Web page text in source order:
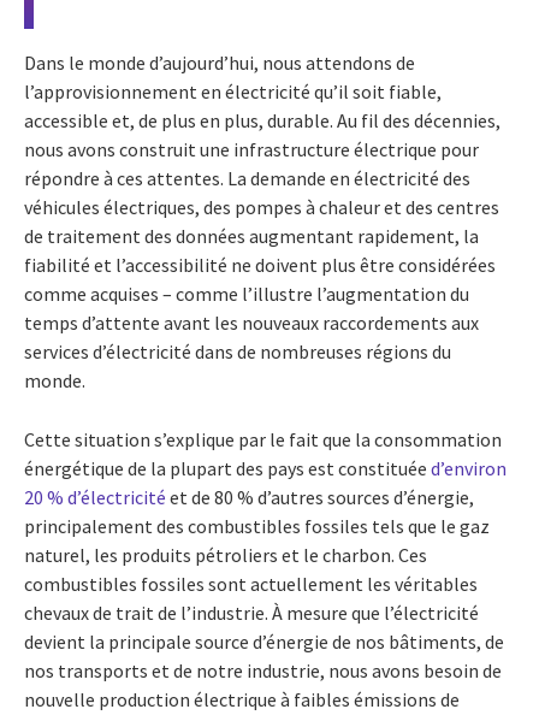
Dans le monde d’aujourd’hui, nous attendons de
l’approvisionnement en électricité qu’il soit fiable,
accessible et, de plus en plus, durable. Au fil des décennies,
nous avons construit une infrastructure électrique pour
répondre à ces attentes. La demande en électricité des
véhicules électriques, des pompes à chaleur et des centres
de traitement des données augmentant rapidement, la
fiabilité et l’accessibilité ne doivent plus être considérées
comme acquises – comme l’illustre l’augmentation du
temps d’attente avant les nouveaux raccordements aux
services d’électricité dans de nombreuses régions du
monde.
Cette situation s’explique par le fait que la consommation
énergétique de la plupart des pays est constituée d’environ
20 % d’électricité et de 80 % d’autres sources d’énergie,
principalement des combustibles fossiles tels que le gaz
naturel, les produits pétroliers et le charbon. Ces
combustibles fossiles sont actuellement les véritables
chevaux de trait de l’industrie. À mesure que l’électricité
devient la principale source d’énergie de nos bâtiments, de
nos transports et de notre industrie, nous avons besoin de
nouvelle production électrique à faibles émissions de